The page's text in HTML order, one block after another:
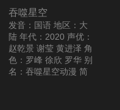
千金吧!
优：千叶翔也 上田丽
鬼头明里 角色：猪
大喜 鹿野千夏 蝶野
别名：青春之箱/青
箱 简介：女羽毛球部
成员猪股大喜暗恋女
骑士
吞噬星空
发音：国语 地区：大
陆 年代：2020 声优：
赵乾景 谢莹 黄进泽 角
色：罗峰 徐欣 罗华 别
名：吞噬星空动漫 简